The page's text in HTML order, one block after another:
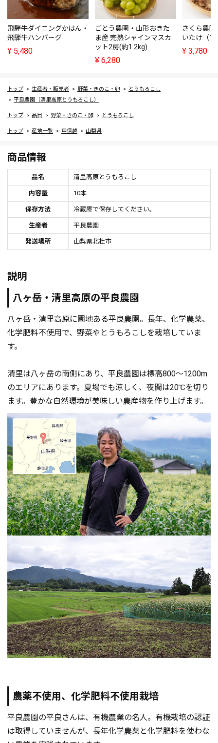
飛騨牛ダイニングかはん・
飛騨牛ハンバーグ
¥ 5,480
ごとう農園・山形おきた
ま産 完熟シャインマスカ
ット2房(約1.2kg)
¥ 6,280
さくら農
いたけ（
¥ 3,780
トップ 生産者・販売者 野菜・きのこ・卵
とうもろこし
平良農園（清里高原とうもろこし）
トップ 品目 野菜・きのこ・卵 とうもろこし
トップ 産地一覧 甲信越 山梨県
商品情報
品名 清里高原とうもろこし
内容量 10本
保存方法 冷蔵庫で保存してください。
生産者 平良農園
発送場所 山梨県北杜市
説明
八ヶ岳・清里高原の平良農園
八ヶ岳・清里高原に園地ある平良農園。長年、化学農薬、
化学肥料不使用で、野菜やとうもろこしを栽培していま
す。
清里は八ヶ岳の南側にあり、平良農園は標高800～1200m
のエリアにあります。夏場でも涼しく、夜間は20℃を切り
ます。豊かな自然環境が美味しい農産物を作り上げます。
農薬不使用、化学肥料不使用栽培
平良農園の平良さんは、有機農業の名人。有機栽培の認証
は取得していませんが、長年化学農薬と化学肥料を使わな